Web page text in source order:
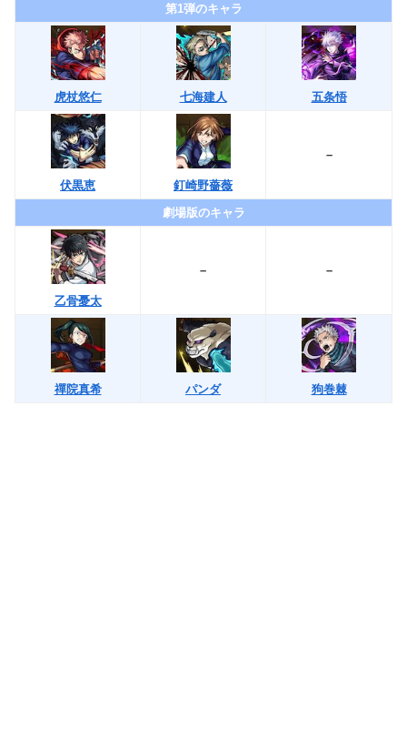
第1弾のキャラ
虎杖悠仁 七海建人 五条悟
伏黒恵 釘崎野薔薇
–
劇場版のキャラ
乙骨憂太
– –
禪院真希 パンダ 狗巻棘